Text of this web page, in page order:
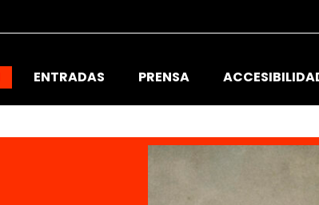
ENTRADAS PRENSA